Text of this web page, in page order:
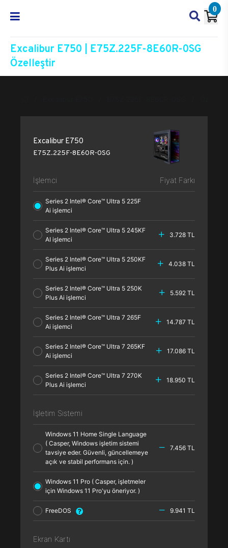
0
Excalibur E750 | E75Z.225F-8E60R-0SG
Özelleştir
Excalibur E750
E75Z.225F-8E60R-0SG
İşlemci Fiyat Farkı
Series 2 Intel® Core™ Ultra 5 225F
Ai işlemci
Series 2 Intel® Core™ Ultra 5 245KF
AI işlemci
3.728 TL
Series 2 Intel® Core™ Ultra 5 250KF
Plus Ai işlemci
4.038 TL
Series 2 Intel® Core™ Ultra 5 250K
Plus Ai işlemci
5.592 TL
Series 2 Intel® Core™ Ultra 7 265F
Ai işlemci
14.787 TL
Series 2 Intel® Core™ Ultra 7 265KF
Ai işlemci
17.086 TL
Series 2 Intel® Core™ Ultra 7 270K
Plus Ai işlemci
18.950 TL
İşletim Sistemi
Windows 11 Home Single Language
( Casper, Windows işletim sistemi
tavsiye eder. Güvenli, güncellemeye
açık ve stabil performans için. )
7.456 TL
Windows 11 Pro ( Casper, işletmeler
için Windows 11 Pro'yu öneriyor. )
FreeDOS 9.941 TL
Ekran Kartı